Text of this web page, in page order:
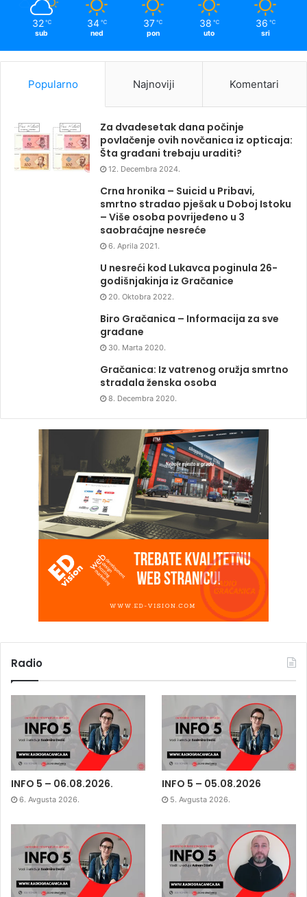
32 ℃
sub
34 ℃
ned
37 ℃
pon
38 ℃
uto
36 ℃
sri
Popularno Najnoviji Komentari
Za dvadesetak dana počinje
povlačenje ovih novčanica iz opticaja:
Šta građani trebaju uraditi?
12. Decembra 2024.
Crna hronika – Suicid u Pribavi,
smrtno stradao pješak u Doboj Istoku
– Više osoba povrijeđeno u 3
saobraćajne nesreće
6. Aprila 2021.
U nesreći kod Lukavca poginula 26-
godišnjakinja iz Gračanice
20. Oktobra 2022.
Biro Gračanica – Informacija za sve
građane
30. Marta 2020.
Gračanica: Iz vatrenog oružja smrtno
stradala ženska osoba
8. Decembra 2020.
Radio
INFO 5 – 06.08.2026.
6. Avgusta 2026.
INFO 5 – 05.08.2026
5. Avgusta 2026.